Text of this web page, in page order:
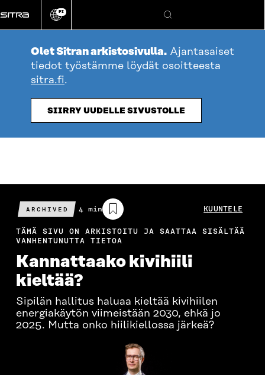
suoraan
sisältöön
Vaihda
kieli
FI
Hae
Olet Sitran arkistosivulla. Ajantasaiset
tiedot työstämme löydät osoitteesta
sitra.fi.
SIIRRY UUDELLE SIVUSTOLLE
ARCHIVED
Arvioitu
lukuaika
4 min KUUNTELE
TÄMÄ SIVU ON ARKISTOITU JA SAATTAA SISÄLTÄÄ
VANHENTUNUTTA TIETOA
Kannat­taako kivi­hiili
kieltää?
Sipilän hallitus haluaa kieltää kivihiilen
energiakäytön viimeistään 2030, ehkä jo
2025. Mutta onko hiilikiellossa järkeä?